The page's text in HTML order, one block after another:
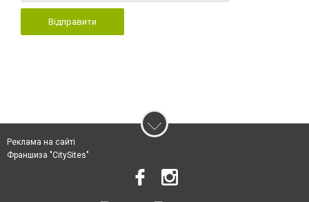
Відправити
Реклама на сайті
Франшиза "CitySites"